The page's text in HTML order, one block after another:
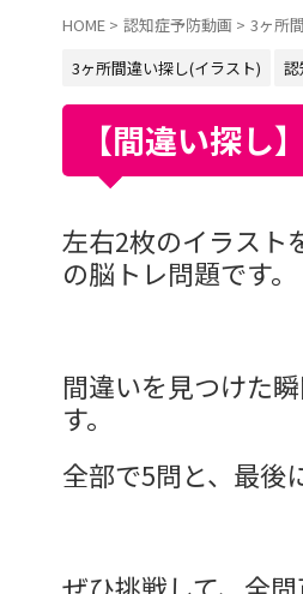
HOME > 認知症予防動画 > 3ヶ所
3ヶ所間違い探し(イラスト)
【間違い探し
左右2枚のイラスト
の脳トレ問題です。
間違いを見つけた
す。
全部で5問と、最後